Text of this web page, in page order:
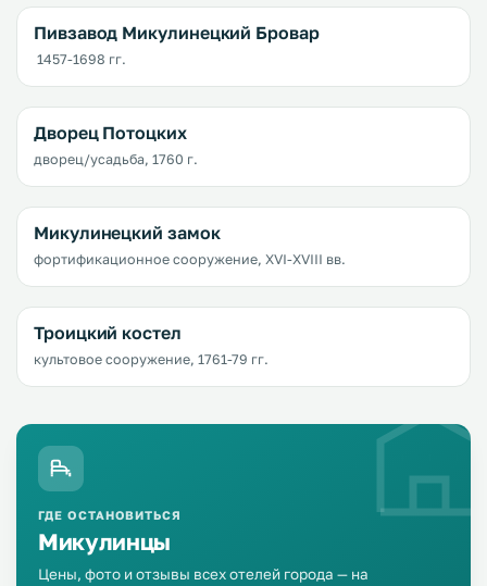
Пивзавод Микулинецкий Бровар
1457-1698 гг.
Дворец Потоцких
дворец/усадьба, 1760 г.
Микулинецкий замок
фортификационное сооружение, XVI-XVIII вв.
Троицкий костел
культовое сооружение, 1761-79 гг.
ГДЕ ОСТАНОВИТЬСЯ
Микулинцы
Цены, фото и отзывы всех отелей города — на